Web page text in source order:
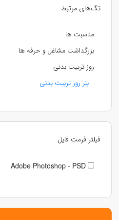
تگ‌های مرتبط
مناسبت ها
بزرگداشت مشاغل و حرفه ها
روز تربیت بدنی
بنر روز تربیت بدنی
فیلتر فرمت فایل
Adobe Photoshop - PSD